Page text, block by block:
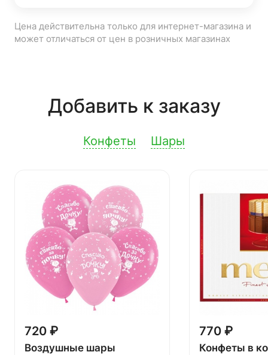
Цена действительна только для интернет-магазина и
может отличаться от цен в розничных магазинах
Добавить к заказу
Конфеты Шары
720 ₽
Воздушные шары
770 ₽
Конфеты в